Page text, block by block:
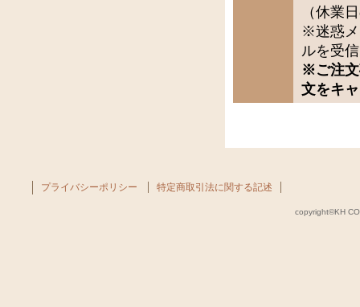
（休業
※迷惑メ
ルを受
※ご注文
文をキ
copyright©KH
プライバシーポリシー 特定商取引法に関する記述